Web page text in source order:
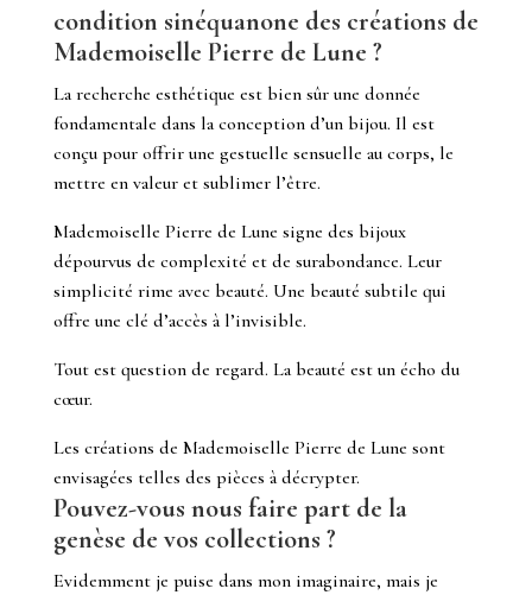
condition sinéquanone des créations de
Mademoiselle Pierre de Lune ?
La recherche esthétique est bien sûr une donnée
fondamentale dans la conception d’un bijou. Il est
conçu pour offrir une gestuelle sensuelle au corps, le
mettre en valeur et sublimer l’être.
Mademoiselle Pierre de Lune signe des bijoux
dépourvus de complexité et de surabondance. Leur
simplicité rime avec beauté. Une beauté subtile qui
offre une clé d’accès à l’invisible.
Tout est question de regard. La beauté est un écho du
cœur.
Les créations de Mademoiselle Pierre de Lune sont
envisagées telles des pièces à décrypter.
Pouvez-vous nous faire part de la
genèse de vos collections ?
Evidemment je puise dans mon imaginaire, mais je